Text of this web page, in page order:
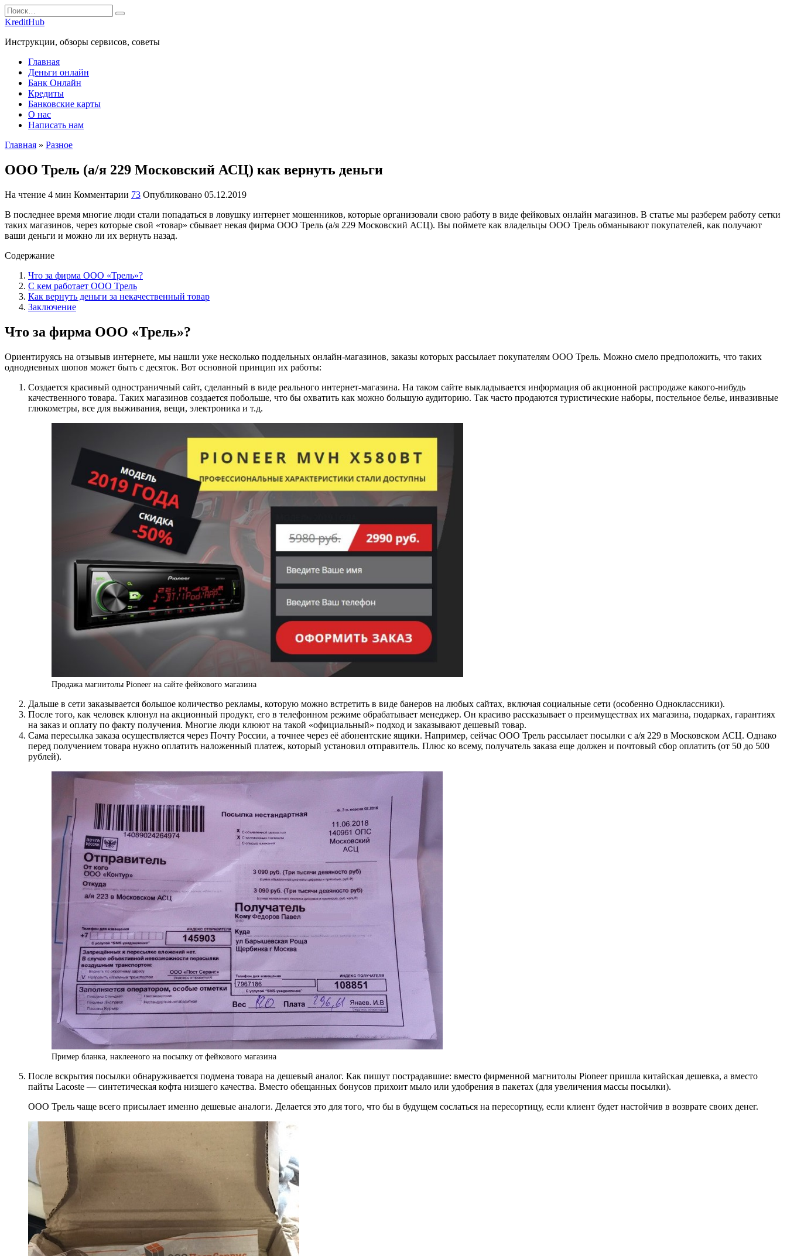
Перейти
к
Search
for:
KreditHub
Инструкции, обзоры сервисов, советы
Главная
Деньги онлайн
Банк Онлайн
Кредиты
Банковские карты
О нас
Написать нам
Главная » Разное
ООО Трель (а/я 229 Московский АСЦ) как вернуть деньги
На чтение 4 мин Комментарии 73 Опубликовано 05.12.2019
В последнее время многие люди стали попадаться в ловушку интернет мошенников, которые организовали свою работу в виде фейковых онлайн магазинов. В статье мы разберем работу сетки
таких магазинов, через которые свой «товар» сбывает некая фирма ООО Трель (а/я 229 Московский АСЦ). Вы поймете как владельцы ООО Трель обманывают покупателей, как получают
ваши деньги и можно ли их вернуть назад.
Содержание
Что за фирма ООО «Трель»?
С кем работает ООО Трель
Как вернуть деньги за некачественный товар
Заключение
Что за фирма ООО «Трель»?
Ориентируясь на отзывыв интернете, мы нашли уже несколько поддельных онлайн-магазинов, заказы которых рассылает покупателям ООО Трель. Можно смело предположить, что таких
однодневных шопов может быть с десяток. Вот основной принцип их работы:
Создается красивый одностраничный сайт, сделанный в виде реального интернет-магазина. На таком сайте выкладывается информация об акционной распродаже какого-нибудь
качественного товара. Таких магазинов создается побольше, что бы охватить как можно большую аудиторию. Так часто продаются туристические наборы, постельное белье, инвазивные
глюкометры, все для выживания, вещи, электроника и т.д.
Продажа магнитолы Pioneer на сайте фейкового магазина
Дальше в сети заказывается большое количество рекламы, которую можно встретить в виде банеров на любых сайтах, включая социальные сети (особенно Одноклассники).
После того, как человек клюнул на акционный продукт, его в телефонном режиме обрабатывает менеджер. Он красиво рассказывает о преимуществах их магазина, подарках, гарантиях
на заказ и оплату по факту получения. Многие люди клюют на такой «официальный» подход и заказывают дешевый товар.
Сама пересылка заказа осуществляется через Почту России, а точнее через её абонентские ящики. Например, сейчас ООО Трель рассылает посылки с а/я 229 в Московском АСЦ. Однако
перед получением товара нужно оплатить наложенный платеж, который установил отправитель. Плюс ко всему, получатель заказа еще должен и почтовый сбор оплатить (от 50 до 500
рублей).
Пример бланка, наклееного на посылку от фейкового магазина
После вскрытия посылки обнаруживается подмена товара на дешевый аналог. Как пишут пострадавшие: вместо фирменной магнитолы Pioneer пришла китайская дешевка, а вместо
пайты Lacoste — синтетическая кофта низшего качества. Вместо обещанных бонусов прихоит мыло или удобрения в пакетах (для увеличения массы посылки).
ООО Трель чаще всего присылает именно дешевые аналоги. Делается это для того, что бы в будущем сослаться на пересортицу, если клиент будет настойчив в возврате своих денег.